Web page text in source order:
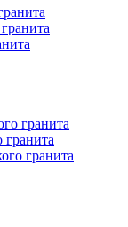
гранита
гранита